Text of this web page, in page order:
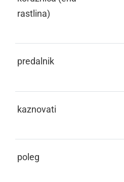
rastlina)
predalnik
kaznovati
poleg